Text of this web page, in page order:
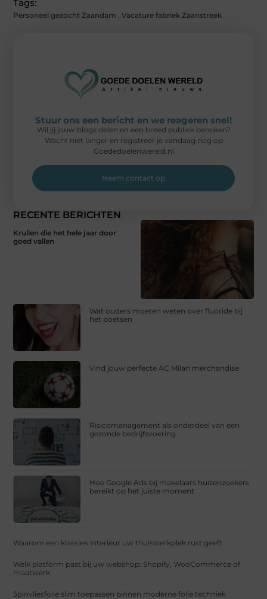
Tags:
Personeel gezocht Zaandam ,Vacature fabriek Zaanstreek
RECENTE BERICHTEN
Krullen die het hele jaar door
goed vallen
Wat ouders moeten weten over fluoride bij
het poetsen
Vind jouw perfecte AC Milan merchandise
Risicomanagement als onderdeel van een
gezonde bedrijfsvoering
Hoe Google Ads bij makelaars huizenzoekers
bereikt op het juiste moment
Waarom een klassiek interieur uw thuiswerkplek rust geeft
Welk platform past bij uw webshop: Shopify, WooCommerce of
maatwerk
Spinvliesfolie slim toepassen binnen moderne folie techniek
Stuur ons een bericht en we reageren snel!
Wil jij jouw blogs delen en een breed publiek bereiken?
Wacht niet langer en registreer je vandaag nog op
Goededoelenwereld.nl
Neem contact op